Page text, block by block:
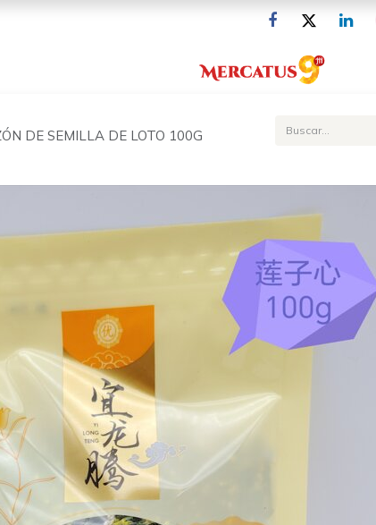
DE SEMILLA DE LOTO 100G